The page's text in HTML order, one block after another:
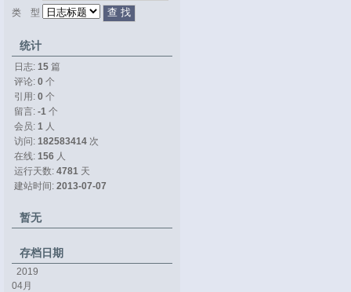
类 型
统计
日志: 15 篇
评论: 0 个
引用: 0 个
留言: -1 个
会员: 1 人
访问: 182583414 次
在线: 156 人
运行天数: 4781 天
建站时间: 2013-07-07
暂无
存档日期
2019
04月